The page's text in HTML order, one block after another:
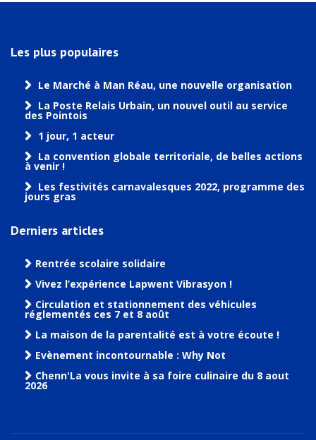
Les plus populaires
Le Marché à Man Réau, une nouvelle organisation
La Poste Relais Urbain, un nouvel outil au service
des Pointois
1 jour, 1 acteur
La convention globale territoriale, de belles actions
à venir !
Les festivités carnavalesques 2022, programme des
jours gras
Derniers articles
Rentrée scolaire solidaire
Vivez l’expérience Lapwent Vibrasyon !
Circulation et stationnement des véhicules
réglementés ces 7 et 8 août
La maison de la parentalité est à votre écoute !
Evènement incontournable : Why Not
Chenn'La vous invite à sa foire culinaire du 8 aout
2026